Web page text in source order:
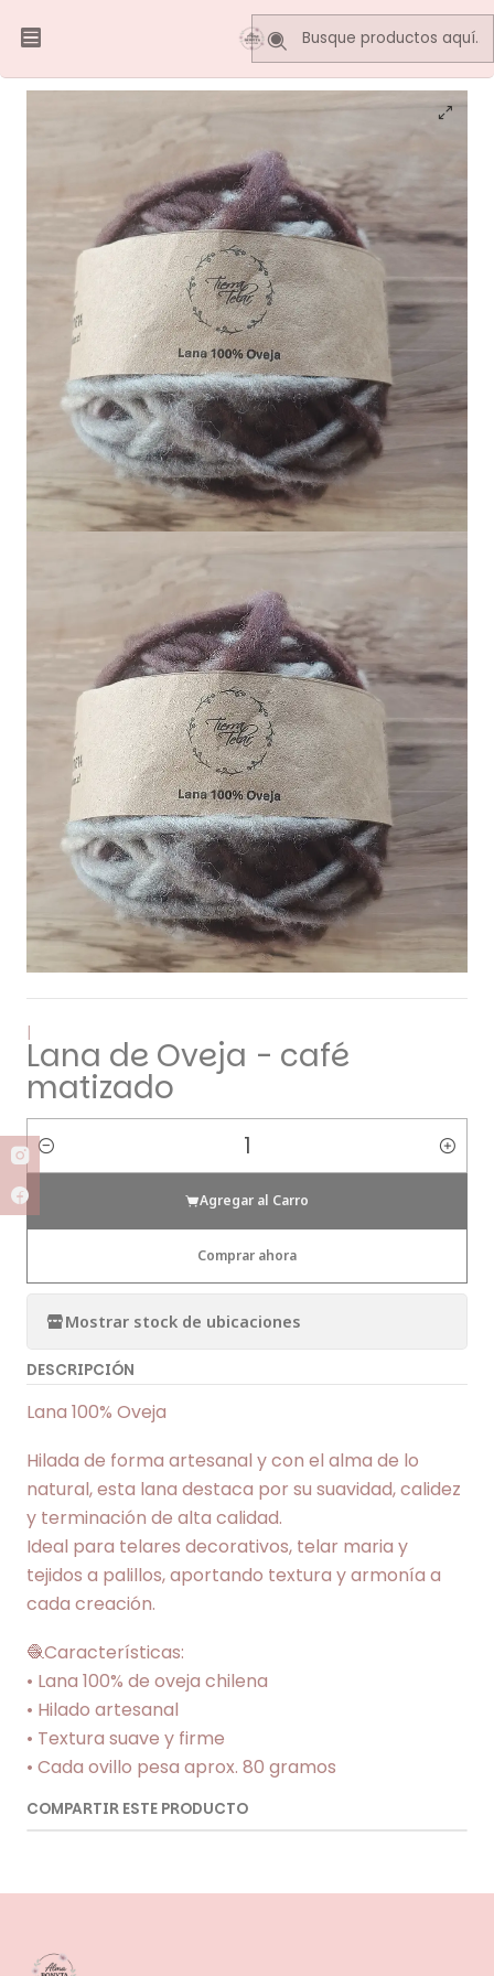
Inicio Lana de Oveja - café matizado
|
Lana de Oveja - café
matizado
Cantidad
Agregar al Carro
Comprar ahora
Mostrar stock de ubicaciones
DESCRIPCIÓN
Lana 100% Oveja
Hilada de forma artesanal y con el alma de lo
natural, esta lana destaca por su suavidad, calidez
y terminación de alta calidad.
Ideal para telares decorativos, telar maria y
tejidos a palillos, aportando textura y armonía a
cada creación.
🧶Características:
• Lana 100% de oveja chilena
• Hilado artesanal
• Textura suave y firme
• Cada ovillo pesa aprox. 80 gramos
COMPARTIR ESTE PRODUCTO